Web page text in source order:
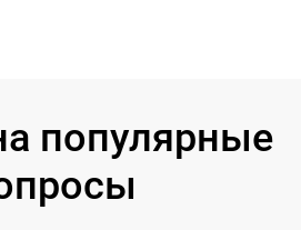
популярные